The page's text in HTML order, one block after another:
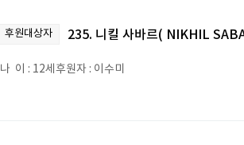
후원대상자 235. 니킬 사바르( NIKHIL
나 이 : 12세후원자 : 이수미